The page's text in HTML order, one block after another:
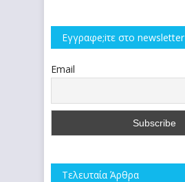
Εγγραφe;iτε στο newsletter
Email
Τελευταία Άρθρα